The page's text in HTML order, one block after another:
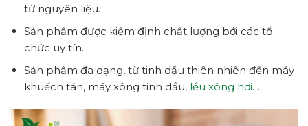
từ nguyên liệu.
Sản phẩm được kiểm định chất lượng bởi các tổ
chức uy tín.
Sản phẩm đa dạng, từ tinh dầu thiên nhiên đến máy
khuếch tán, máy xông tinh dầu, lều xông hơi…